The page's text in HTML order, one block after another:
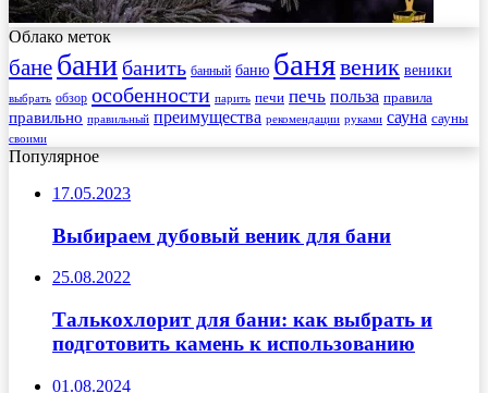
Облако меток
бане бани банить банный баню банявеник веники
выбрать обзор особенности парить печи печь польза правила
правильно правильный преимущества рекомендации руками сауна сауны
своими
Популярное
17.05.2023
Выбираем дубовый веник для бани
25.08.2022
Талькохлорит для бани: как выбрать и
подготовить камень к использованию
01.08.2024